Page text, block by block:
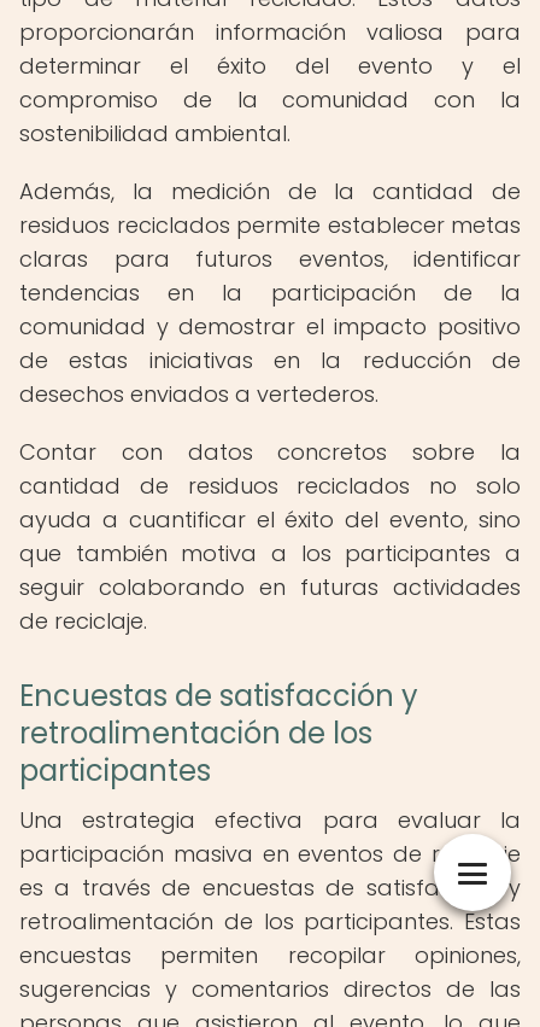
proporcionarán información valiosa para
determinar el éxito del evento y el
compromiso de la comunidad con la
sostenibilidad ambiental.
Además, la medición de la cantidad de
residuos reciclados permite establecer metas
claras para futuros eventos, identificar
tendencias en la participación de la
comunidad y demostrar el impacto positivo
de estas iniciativas en la reducción de
desechos enviados a vertederos.
Contar con datos concretos sobre la
cantidad de residuos reciclados no solo
ayuda a cuantificar el éxito del evento, sino
que también motiva a los participantes a
seguir colaborando en futuras actividades
de reciclaje.
Encuestas de satisfacción y
retroalimentación de los
participantes
Una estrategia efectiva para evaluar la
participación masiva en eventos de reciclaje
es a través de encuestas de satisfacción y
retroalimentación de los participantes. Estas
encuestas permiten recopilar opiniones,
sugerencias y comentarios directos de las